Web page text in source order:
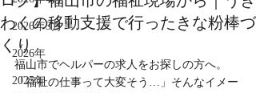
2026年3月
2026年
2025年
わくの移動支援で行ったきな粉棒づ
くり
福山市でヘルパーの求人をお探しの方へ。
「福祉の仕事って大変そう…」そんなイメー